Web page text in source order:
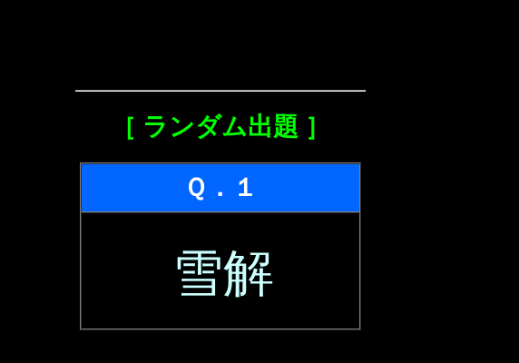
［ ランダム出題 ］
Ｑ．１
雪解